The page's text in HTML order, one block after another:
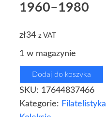
1960–1980
zł34 z VAT
1 w magazynie
Dodaj do koszyka
SKU: 17644837466
Kategorie: Filatelistyka